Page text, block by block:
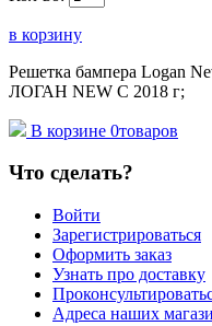
в корзину
Решетка бампера Logan
ЛОГАН NEW С 2018 г;
В корзине 0товаров
Что сделать?
Войти
Зарегистрироваться
Оформить заказ
Узнать про доставку
Адреса наших